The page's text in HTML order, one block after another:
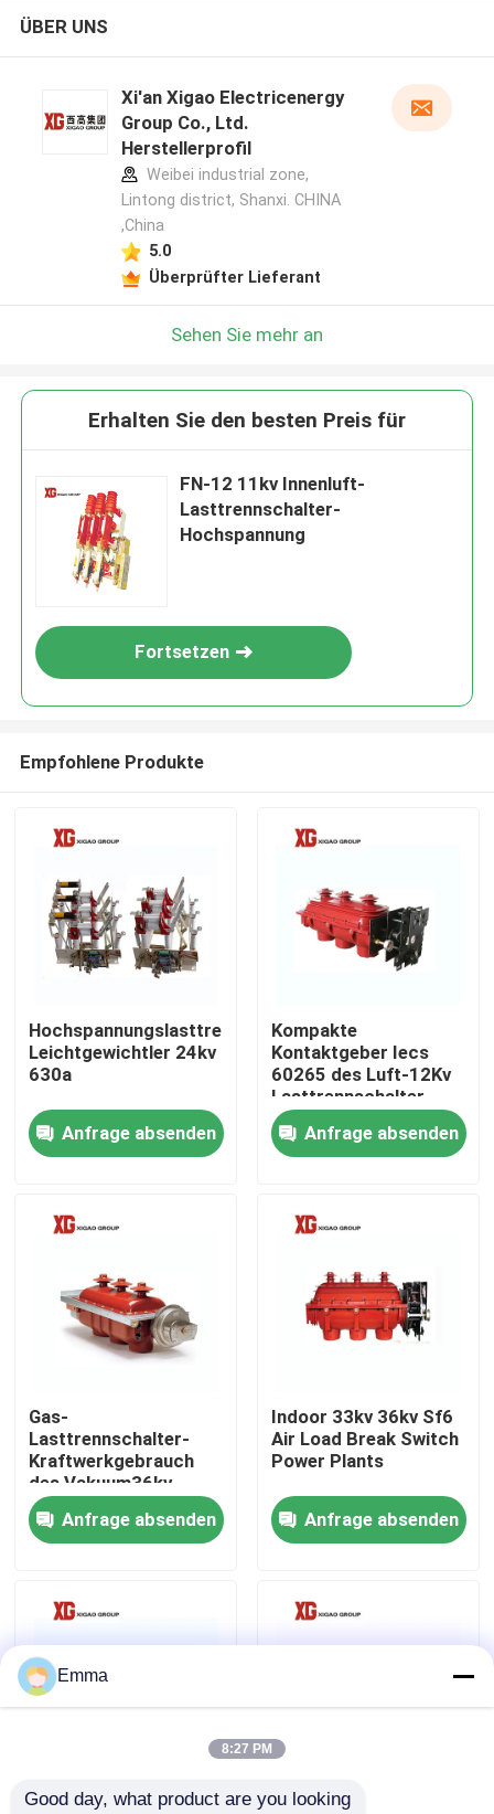
Über uns
Qualitätskontrolle
Treten Sie mit uns in Verbindung
Luft-Lasttrennschalter
Netzverteilungs-Schaltanlage
ÜBER UNS
Xi'an Xigao Electricenergy
Group Co., Ltd.
Herstellerprofil
Weibei industrial zone,
Lintong district, Shanxi. CHINA
,China
5.0
Überprüfter Lieferant
Sehen Sie mehr an
Erhalten Sie den besten Preis für
FN-12 11kv Innenluft-
Lasttrennschalter-
Hochspannung
Fortsetzen
Empfohlene Produkte
Hochspannungslasttrennschalter-
Leichtgewichtler 24kv
630a
Anfrage absenden
Kompakte
Kontaktgeber Iecs
60265 des Luft-12Kv
Lasttrennschalter-
drei
Anfrage absenden
Gas-
Lasttrennschalter-
Kraftwerkgebrauch
des Vakuum36kv
40.5kV Sf6
Anfrage absenden
Indoor 33kv 36kv Sf6
Air Load Break Switch
Power Plants
Anfrage absenden
Lasttrennschalter Sf6 FZW28F-12kv 24kv
Emma
8:27 PM
Good day, what product are you looking